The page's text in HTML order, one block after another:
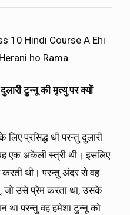
10 Hindi Course A Ehi
ho Rama
टुन्नू की मृत्यु पर क्यों
प्रसिद्ध थी परन्तु दुलारी
एक अकेली स्त्री थी। इसलिए
थी। परन्तु अंदर से वह
जो उसे प्रेम करता था, उसके
था परन्तु वह हमेशा टुन्नू को